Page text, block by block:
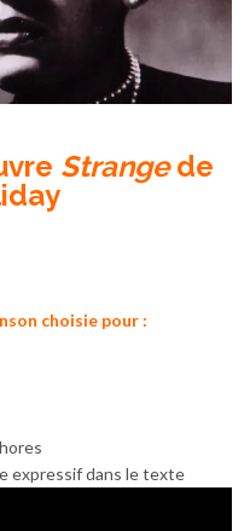
Strangede
choisie pour :
expressif dans le texte